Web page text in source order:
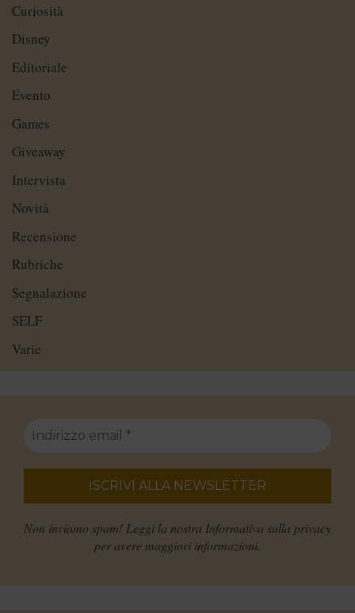
Curiosità
Disney
Editoriale
Evento
Games
Giveaway
Intervista
Novità
Recensione
Rubriche
Segnalazione
SELF
Varie
Non inviamo spam! Leggi la nostra Informativa sulla privacy
per avere maggiori informazioni.